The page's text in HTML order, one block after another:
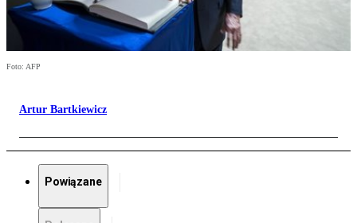
Foto: AFP
Artur Bartkiewicz
Powiązane